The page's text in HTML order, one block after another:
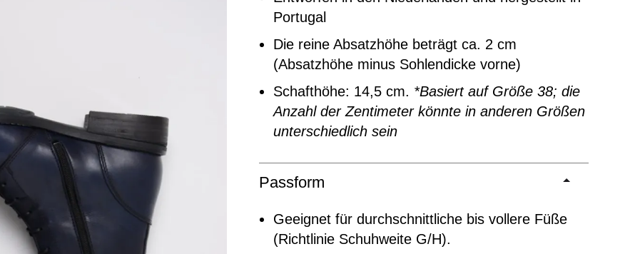
Portugal
Die reine Absatzhöhe beträgt ca. 2 cm
(Absatzhöhe minus Sohlendicke vorne)
Schafthöhe: 14,5 cm. *Basiert auf Größe 38; die
Anzahl der Zentimeter könnte in anderen Größen
unterschiedlich sein
Passform
Geeignet für durchschnittliche bis vollere Füße
(Richtlinie Schuhweite G/H).